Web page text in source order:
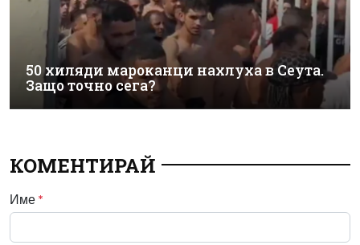
50 хиляди мароканци нахлуха в Сеута.
Защо точно сега?
КОМЕНТИРАЙ
Име *